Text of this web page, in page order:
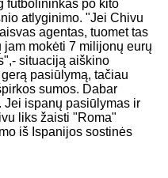
futbolininkas po kito
atlyginimo. "Jei Chivu
agentas, tuomet tas
mokėti 7 milijonų eurų
situaciją aiškino
pasiūlymą, tačiau
sumos. Dabar
ispanų pasiūlymas ir
liks žaisti "Roma"
iš Ispanijos sostinės